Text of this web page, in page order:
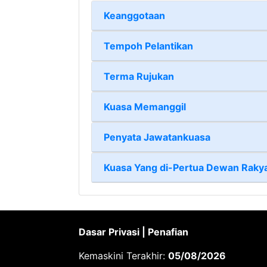
Keanggotaan
Tempoh Pelantikan
Terma Rujukan
Kuasa Memanggil
Penyata Jawatankuasa
Kuasa Yang di-Pertua Dewan
Dasar Privasi
Penafian
Kemaskini Terakhir: 05/08/2026